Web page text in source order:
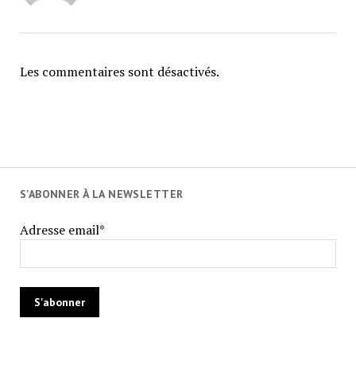
Les commentaires sont désactivés.
S'ABONNER À LA NEWSLETTER
Adresse email*